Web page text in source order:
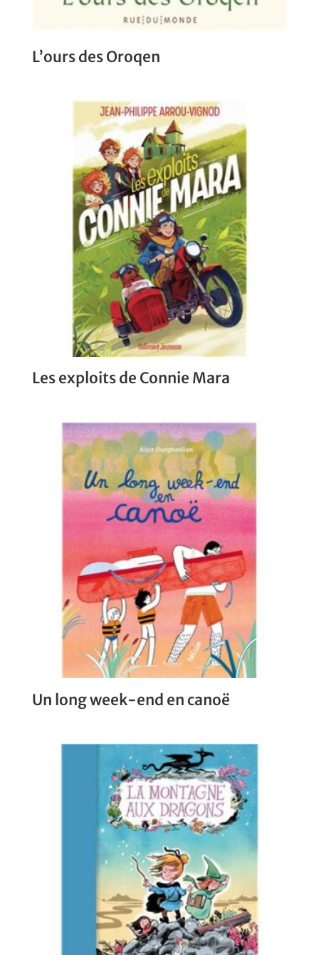
L’ours des Oroqen
Les exploits de Connie Mara
Un long week-end en canoë